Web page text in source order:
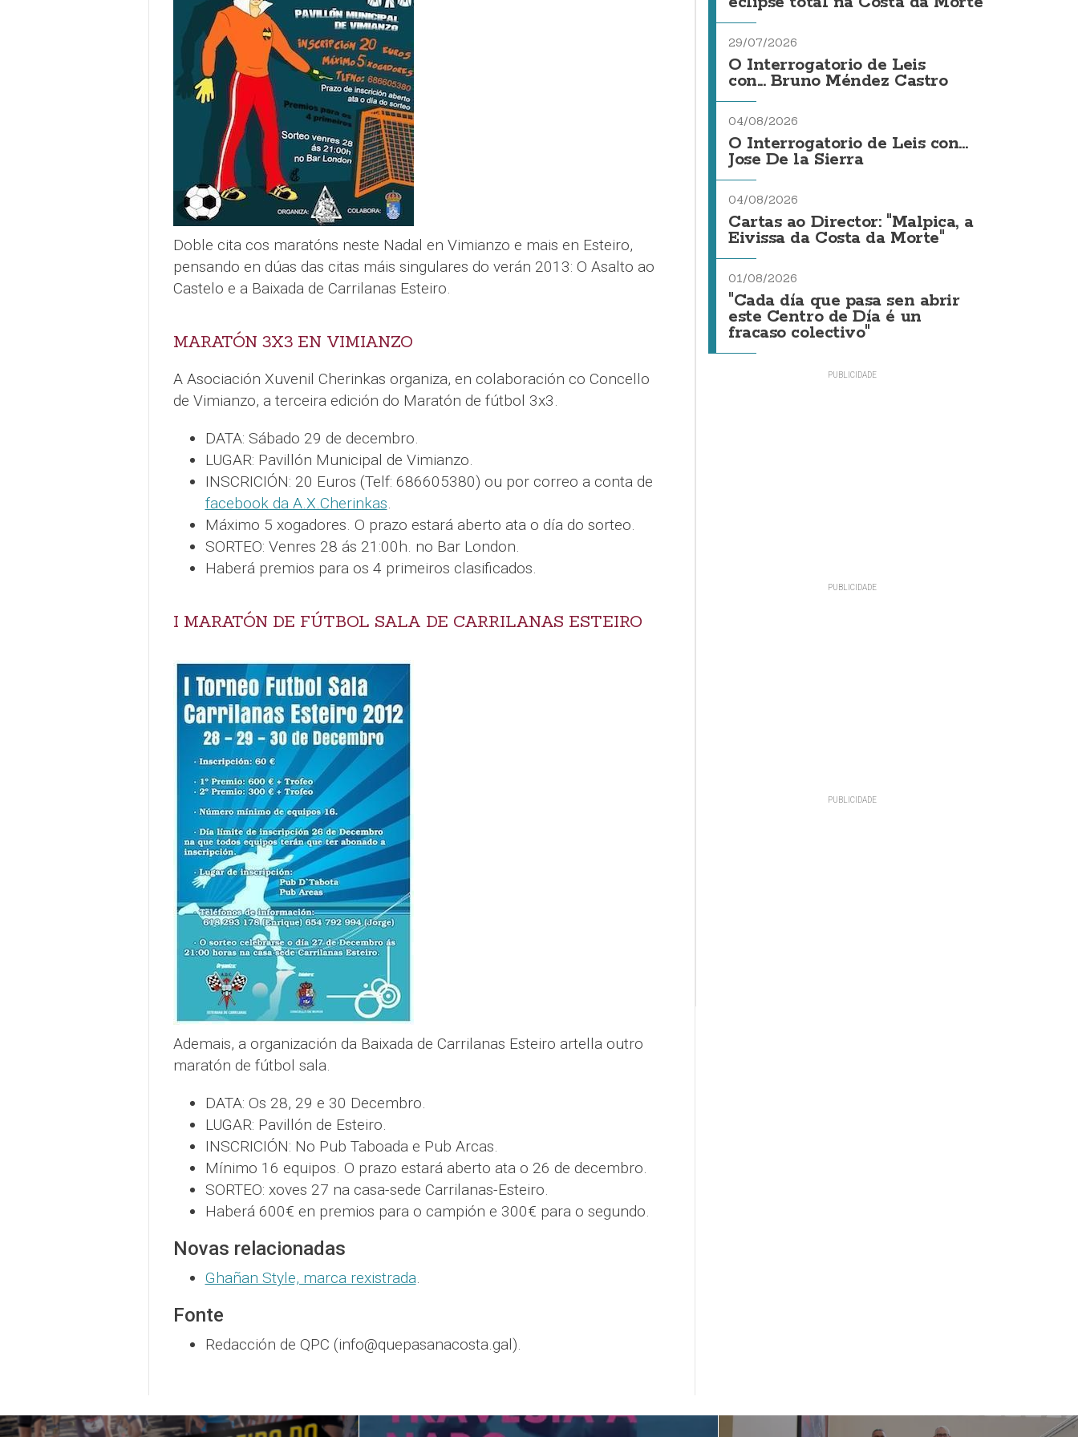
Doble cita cos maratóns neste Nadal en Vimianzo e mais en Esteiro,
pensando en dúas das citas máis singulares do verán 2013: O Asalto ao
Castelo e a Baixada de Carrilanas Esteiro.
MARATÓN 3X3 EN VIMIANZO
A Asociación Xuvenil Cherinkas organiza, en colaboración co Concello
de Vimianzo, a terceira edición do Maratón de fútbol 3x3.
DATA: Sábado 29 de decembro.
LUGAR: Pavillón Municipal de Vimianzo.
INSCRICIÓN: 20 Euros (Telf: 686605380) ou por correo a conta de
facebook da A.X.Cherinkas.
Máximo 5 xogadores. O prazo estará aberto ata o día do sorteo.
SORTEO: Venres 28 ás 21:00h. no Bar London.
Haberá premios para os 4 primeiros clasificados.
I MARATÓN DE FÚTBOL SALA DE CARRILANAS ESTEIRO
Ademais, a organización da Baixada de Carrilanas Esteiro artella outro
maratón de fútbol sala.
DATA: Os 28, 29 e 30 Decembro.
LUGAR: Pavillón de Esteiro.
INSCRICIÓN: No Pub Taboada e Pub Arcas.
Mínimo 16 equipos. O prazo estará aberto ata o 26 de decembro.
SORTEO: xoves 27 na casa-sede Carrilanas-Esteiro.
Haberá 600€ en premios para o campión e 300€ para o segundo.
Novas relacionadas
Ghañan Style, marca rexistrada.
Fonte
Redacción de QPC (info@quepasanacosta.gal).
29/07/2026
O Interrogatorio de Leis
con... Bruno Méndez Castro
04/08/2026
O Interrogatorio de Leis con...
Jose De la Sierra
04/08/2026
Cartas ao Director: "Malpica, a
Eivissa da Costa da Morte"
01/08/2026
"Cada día que pasa sen abrir
este Centro de Día é un
fracaso colectivo"